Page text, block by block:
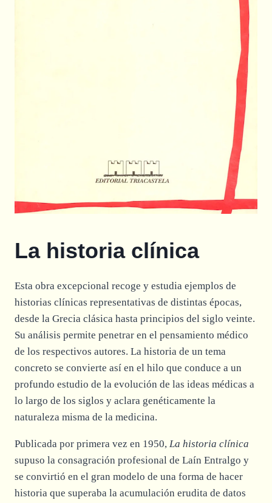
La historia clínica
Esta obra excepcional recoge y estudia ejemplos de
historias clínicas representativas de distintas épocas,
desde la Grecia clásica hasta principios del siglo veinte.
Su análisis permite penetrar en el pensamiento médico
de los respectivos autores. La historia de un tema
concreto se convierte así en el hilo que conduce a un
profundo estudio de la evolución de las ideas médicas a
lo largo de los siglos y aclara genéticamente la
naturaleza misma de la medicina.
Publicada por primera vez en 1950, La historia clínica
supuso la consagración profesional de Laín Entralgo y
se convirtió en el gran modelo de una forma de hacer
historia que superaba la acumulación erudita de datos